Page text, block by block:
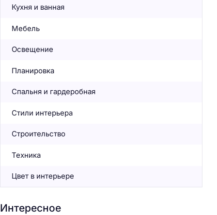
Кухня и ванная
Мебель
Освещение
Планировка
Спальня и гардеробная
Стили интерьера
Строительство
Техника
Цвет в интерьере
Интересное